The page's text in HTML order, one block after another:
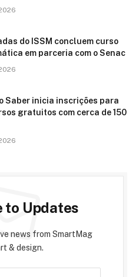
do ISSM concluem curso
em parceria com o Senac
Saber inicia inscrições para
gratuitos com cerca de 150
to Updates
news from SmartMag
& design.